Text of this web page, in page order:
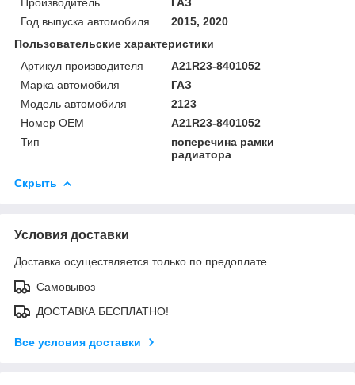
Год выпуска автомобиля
2015, 2020
Пользовательские характеристики
Артикул производителя
А21R23-8401052
Марка автомобиля
ГАЗ
Модель автомобиля
2123
Номер OEM
А21R23-8401052
Тип
поперечина рамки
радиатора
Скрыть
Условия доставки
Доставка осуществляется только по предоплате.
Самовывоз
ДОСТАВКА БЕСПЛАТНО!
Все условия доставки